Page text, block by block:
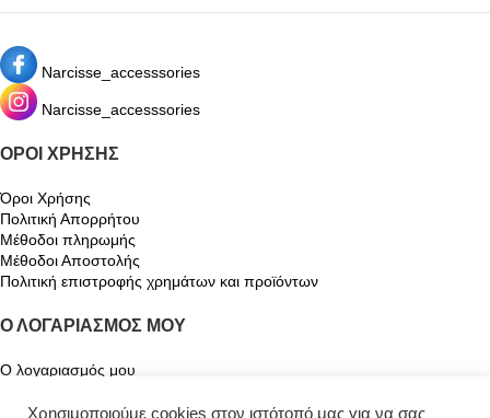
Narcisse_accesssories
Narcisse_accesssories
ΌΡΟΙ ΧΡΉΣΗΣ
Όροι Χρήσης
Πολιτική Απορρήτου
Μέθοδοι πληρωμής
Μέθοδοι Αποστολής
Πολιτική επιστροφής χρημάτων και προϊόντων
Ο ΛΟΓΑΡΙΑΣΜΌΣ ΜΟΥ
Ο λογαριασμός μου
Αγαπημένα
Χρησιμοποιούμε cookies στον ιστότοπό μας για να σας